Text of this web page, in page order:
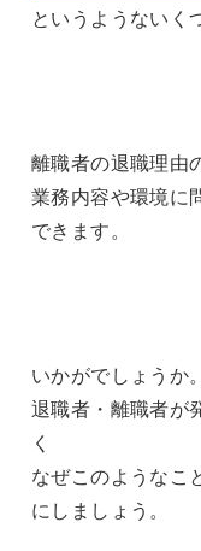
というようないく
離職者の退職理由
業務内容や環境に
できます。
いかがでしょうか。
退職者・離職者が
く
なぜこのようなこ
にしましょう。